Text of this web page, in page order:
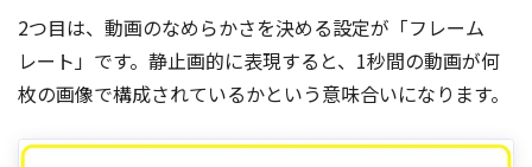
2つ目は、動画のなめらかさを決める設定が「フレーム
レート」です。静止画的に表現すると、1秒間の動画が何
枚の画像で構成されているかという意味合いになります。